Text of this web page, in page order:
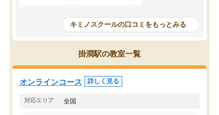
慣が身につくよう並走してくれるの
はなくなりました。
講師の方との距離も近く、親身なコー
チングのおかげで、停滞期もモチベー
ションを維持できました。「やらされ
る勉強」から「目標のための勉強」へ
意識が変わったことが、目標校への合
の仕方をコーチングして
ルなので、家での学習習
身につきました。結果と
た。自分から学ぶ姿勢を
キミノスクールの口コミをもっとみる
掛澗駅の教室一覧
オンラインコース 詳しく見る
対応エリア 全国